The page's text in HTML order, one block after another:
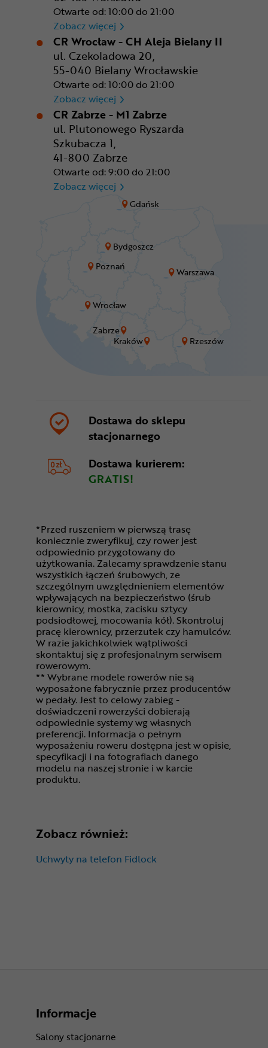
Bydgoszcz
Gdańsk
Kraków
Poznań
Rzeszów
Warszawa
Wrocław
Zabrze
Otwarte od: 10:00 do 21:00
Zobacz więcej CR Warszawa - CH Okęcie
CR Wrocław - CH Aleja Bielany II
ul. Czekoladowa 20,
55-040 Bielany Wrocławskie
Otwarte od: 10:00 do 21:00
Zobacz więcej CR Wrocław - CH Aleja
CR Zabrze - M1 Zabrze
ul. Plutonowego Ryszarda
Szkubacza 1,
41-800 Zabrze
Otwarte od: 9:00 do 21:00
Zobacz więcej CR Zabrze - M1 Zabrze
Dostawa do sklepu
stacjonarnego
Dostawa kurierem:
GRATIS!
*Przed ruszeniem w pierwszą trasę
koniecznie zweryfikuj, czy rower jest
odpowiednio przygotowany do
użytkowania. Zalecamy sprawdzenie stanu
wszystkich łączeń śrubowych, ze
szczególnym uwzględnieniem elementów
wpływających na bezpieczeństwo (śrub
kierownicy, mostka, zacisku sztycy
podsiodłowej, mocowania kół). Skontroluj
pracę kierownicy, przerzutek czy hamulców.
W razie jakichkolwiek wątpliwości
skontaktuj się z profesjonalnym serwisem
rowerowym.
** Wybrane modele rowerów nie są
wyposażone fabrycznie przez producentów
w pedały. Jest to celowy zabieg -
doświadczeni rowerzyści dobierają
odpowiednie systemy wg własnych
preferencji. Informacja o pełnym
wyposażeniu roweru dostępna jest w opisie,
specyfikacji i na fotografiach danego
modelu na naszej stronie i w karcie
produktu.
Zobacz również:
Uchwyty na telefon Fidlock
Informacje
Salony stacjonarne